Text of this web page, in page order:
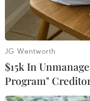
Vệ tinh Hải Dương-
trước đó là HY-2B
lưới nhằm thực
với độ chính xác
JG Wentworth
$15k In
Program"